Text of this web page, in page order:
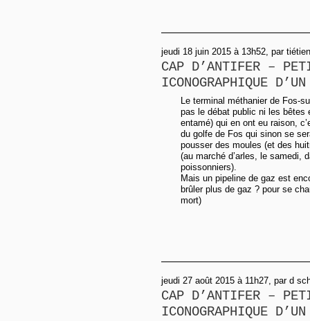
jeudi 18 juin 2015 à 13h52, par
CAP D’ANTIFER –
ICONOGRAPHIQUE
Le terminal méthanier de Fos-
pas le débat public ni les bêtes
entamé) qui en ont eu raison,
du golfe de Fos qui sinon se
pousser des moules (et des
(au marché d’arles, le samedi,
poissonniers).
Mais un pipeline de gaz est
brûler plus de gaz ? pour se
mort)
jeudi 27 août 2015 à 11h27, par d
CAP D’ANTIFER –
ICONOGRAPHIQUE